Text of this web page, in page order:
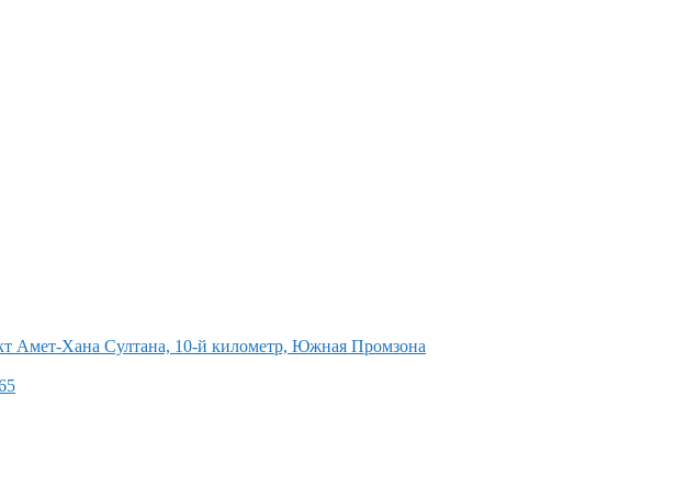
Амет-Хана Султана, 10-й километр, Южная Промзона